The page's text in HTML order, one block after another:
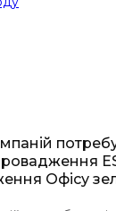
Офісу